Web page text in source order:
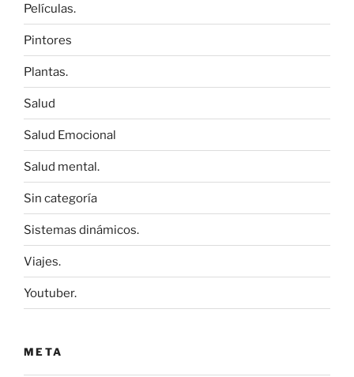
Películas.
Pintores
Plantas.
Salud
Salud Emocional
Salud mental.
Sin categoría
Sistemas dinámicos.
Viajes.
Youtuber.
META